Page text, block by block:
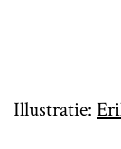
Illustratie: